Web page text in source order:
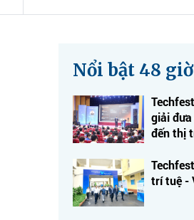
Nổi bật 48 giờ
giải
đến thị
trí tuệ -